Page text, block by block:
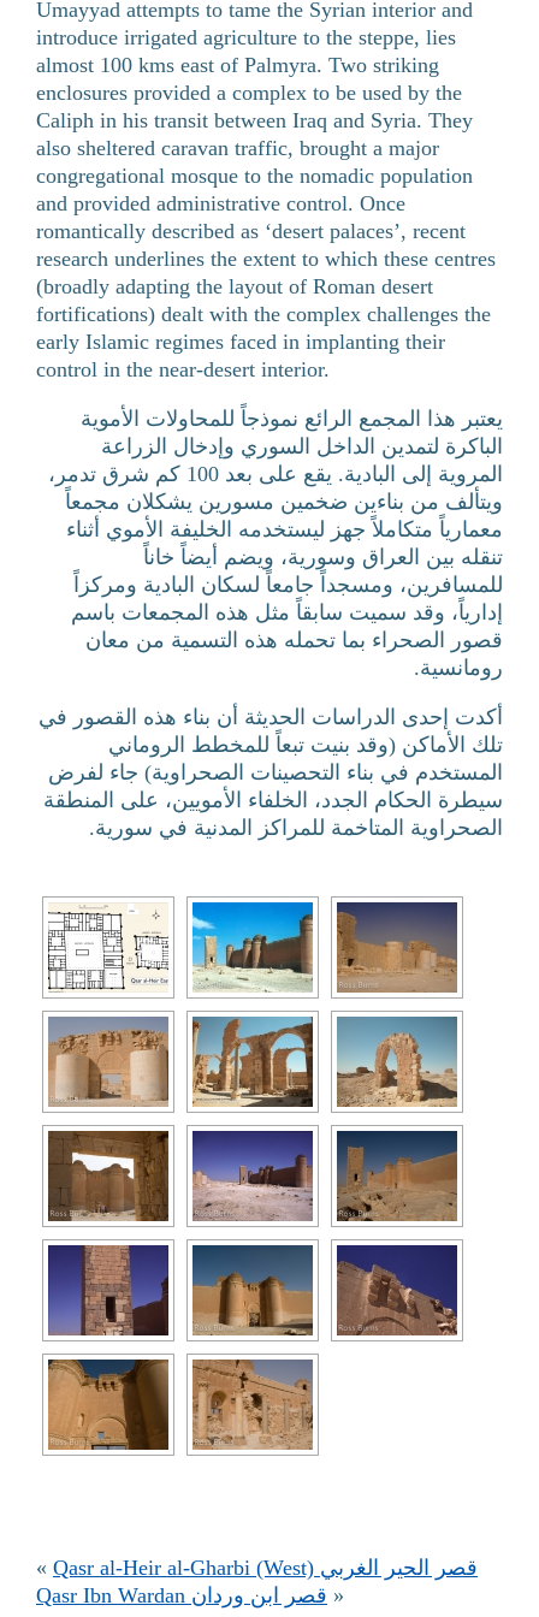
Umayyad attempts to tame the Syrian interior and
introduce irrigated agriculture to the steppe, lies
almost 100 kms east of Palmyra. Two striking
enclosures provided a complex to be used by the
Caliph in his transit between Iraq and Syria. They
also sheltered caravan traffic, brought a major
congregational mosque to the nomadic population
and provided administrative control. Once
romantically described as ‘desert palaces’, recent
research underlines the extent to which these centres
(broadly adapting the layout of Roman desert
fortifications) dealt with the complex challenges the
early Islamic regimes faced in implanting their
control in the near-desert interior.
يعتبر هذا المجمع الرائع نموذجاً للمحاولات الأموية
الباكرة لتمدين الداخل السوري وإدخال الزراعة
المروية إلى البادية. يقع على بعد 100 كم شرق تدمر،
ويتألف من بناءين ضخمين مسورين يشكلان مجمعاً
معمارياً متكاملاً جهز ليستخدمه الخليفة الأموي أثناء
تنقله بين العراق وسورية، ويضم أيضاً خاناً
للمسافرين، ومسجداً جامعاً لسكان البادية ومركزاً
إدارياً، وقد سميت سابقاً مثل هذه المجمعات باسم
قصور الصحراء بما تحمله هذه التسمية من معان
رومانسية.
أكدت إحدى الدراسات الحديثة أن بناء هذه القصور في
تلك الأماكن (وقد بنيت تبعاً للمخطط الروماني
المستخدم في بناء التحصينات الصحراوية) جاء لفرض
سيطرة الحكام الجدد، الخلفاء الأمويين، على المنطقة
الصحراوية المتاخمة للمراكز المدنية في سورية.
«
Qasr al-Heir al-Gharbi (West) قصر الحير الغربي
Qasr Ibn Wardan قصر ابن وردان »